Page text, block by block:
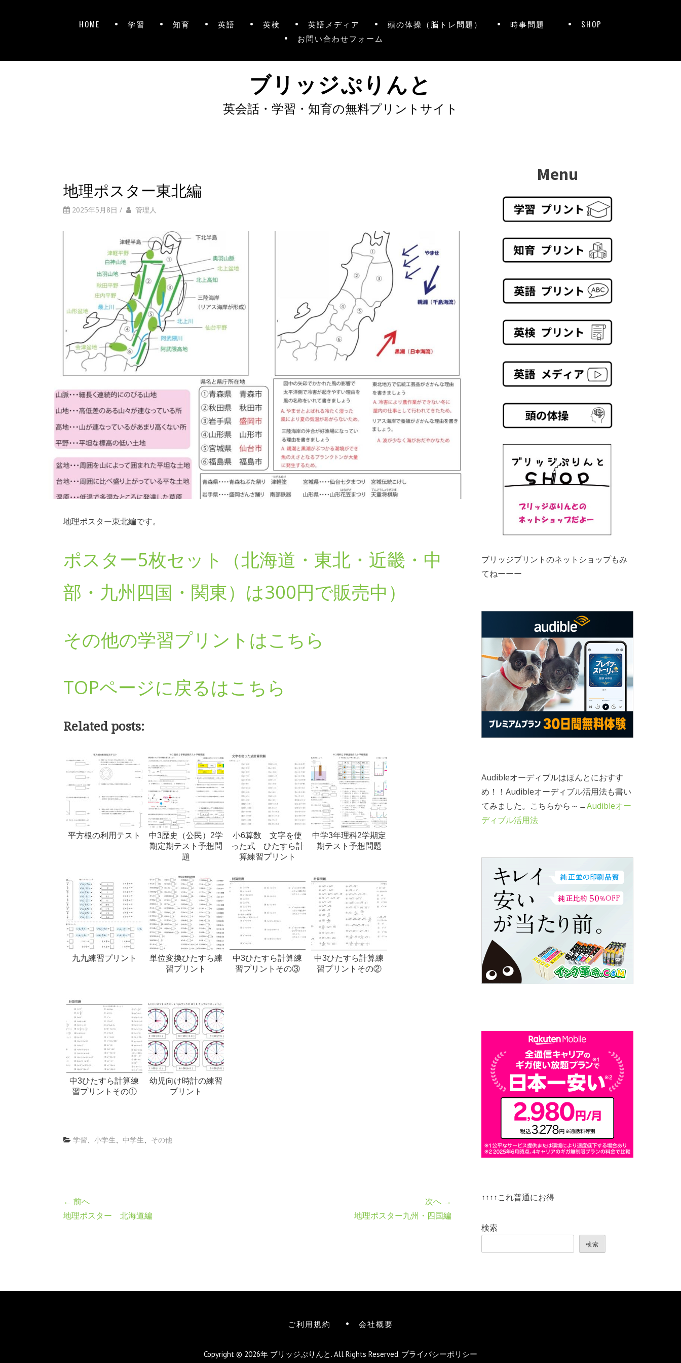
HOME 学習 知育 英語 英検 英語メディア 頭の体操（脳トレ問題） 時事問題
SHOP
お問い合わせフォーム
ブリッジぷりんと
英会話・学習・知育の無料プリントサイト
地理ポスター東北編
2025年5月8日 / 管理人
地理ポスター東北編です。
ポスター5枚セット（北海道・東北・近畿・中
部・九州四国・関東）は300円で販売中）
その他の学習プリントはこちら
TOPページに戻るはこちら
Related posts:
平方根の利用テスト
中3歴史（公民）2学
期定期テスト予想問
題
小6算数 文字を使
った式 ひたすら計
算練習プリント
中学3年理科2学期定
期テスト予想問題
九九練習プリント
単位変換ひたすら練
習プリント
中3ひたすら計算練
習プリントその③
中3ひたすら計算練
習プリントその②
中3ひたすら計算練
習プリントその①
幼児向け時計の練習
プリント
学習、 小学生、 中学生、 その他
← 前へ
地理ポスター 北海道編
次へ →
地理ポスター九州・四国編
Menu
ブリッジプリントのネットショップもみ
てねーーー
Audibleオーディブルはほんとにおすす
め！！Audibleオーディブル活用法も書い
てみました。こちらから～→Audibleオー
ディブル活用法
↑↑↑↑これ普通にお得
検索
検索
ご利用規約 会社概要
Copyright © 2026年 ブリッジぷりんと. All Rights Reserved. プライバシーポリシー